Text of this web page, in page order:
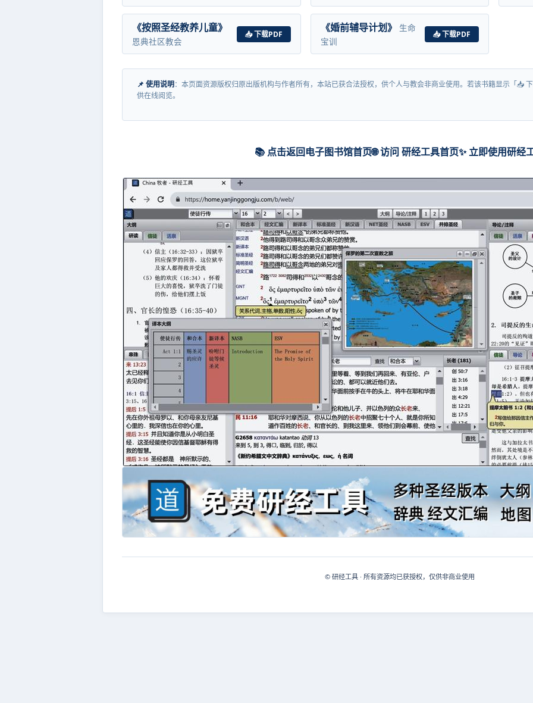
《按照圣经教养儿童》
恩典社区教会
📥 下载PDF 《婚前辅导计划》
生命
宝训
📥 下载PDF
📌 使用说明：本页面资源版权归原出版机构与作者所有，本站已获合法授权，供个人与教会非商业使用。若该书籍显示「📥
供在线阅览。
📚 点击返回电子图书馆首页🌐 访问 研经工具首页✨ 立即使用研经
© 研经工具 · 所有资源均已获授权，仅供非商业使用